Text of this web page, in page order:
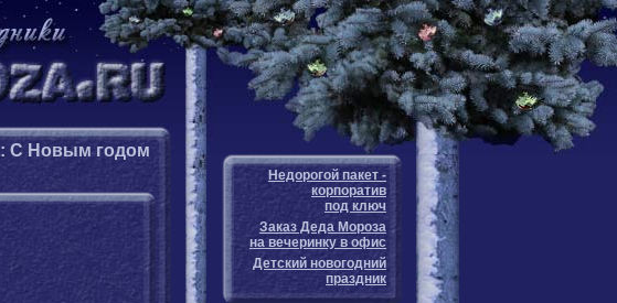
С Новым годом
Недорогой пакет -
корпоратив
под ключ
Заказ Деда Мороза
на вечеринку в офис
Детский новогодний
праздник